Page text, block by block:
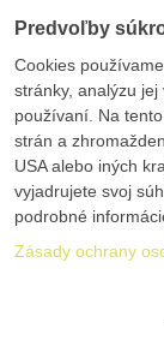
Predvoľby
Cookies
stránky, analýzu
používaní. Na
strán a
USA alebo iných
vyjadrujete svoj
podrobné
Zásady ochrany